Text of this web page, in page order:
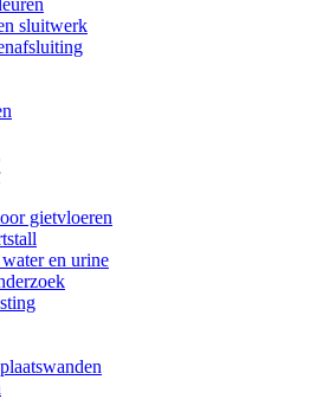
sluitwerk
gietvloeren
en urine